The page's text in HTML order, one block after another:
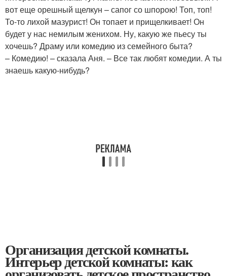
вот еще орешный щелкун – сапог со шпорою! Топ, топ!
То-то лихой мазурист! Он топает и прищелкивает! Он
будет у нас немилым женихом. Ну, какую же пьесу ты
хочешь? Драму или комедию из семейного быта?
– Комедию! – сказала Аня. – Все так любят комедии. А ты
знаешь какую-нибудь?
Организация детской комнаты.
Интерьер детской комнаты: как